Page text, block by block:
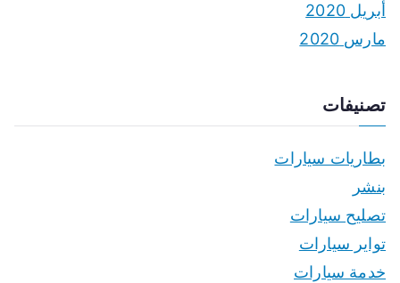
أبريل 2020
مارس 2020
تصنيفات
بطاريات سيارات
بنشر
تصليح سيارات
تواير سيارات
خدمة سيارات